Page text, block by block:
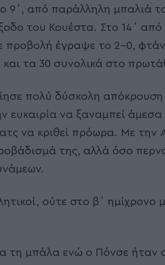
9΄, από παράλληλη μπαλιά
του Κουέστα. Στο 14΄ από
προβολή έγραψε το 2-0,
τα 30 συνολικά στο
πολύ δύσκολη
ευκαιρία να ξαναμπεί άμεσα
να κριθεί πρόωρα. Με την
της, αλλά όσο
ούτε στο β΄ ημίχρονο
τη μπάλα ενώ ο Πόνσε ήταν